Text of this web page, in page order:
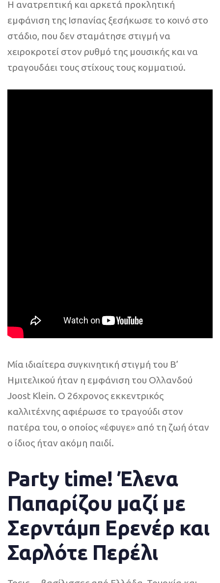
Η ανατρεπτική και αρκετά προκλητική
εμφάνιση της Ισπανίας ξεσήκωσε το κοινό στο
στάδιο, που δεν σταμάτησε στιγμή να
χειροκροτεί στον ρυθμό της μουσικής και να
τραγουδάει τους στίχους τους κομματιού.
Μία ιδιαίτερα συγκινητική στιγμή του Β’
Ημιτελικού ήταν η εμφάνιση του Ολλανδού
Joost Klein. Ο 26χρονος εκκεντρικός
καλλιτέχνης αφιέρωσε το τραγούδι στον
πατέρα του, ο οποίος «έφυγε» από τη ζωή όταν
ο ίδιος ήταν ακόμη παιδί.
Party time! Έλενα
Παπαρίζου μαζί με
Σερντάμπ Ερενέρ και
Σαρλότε Περέλι